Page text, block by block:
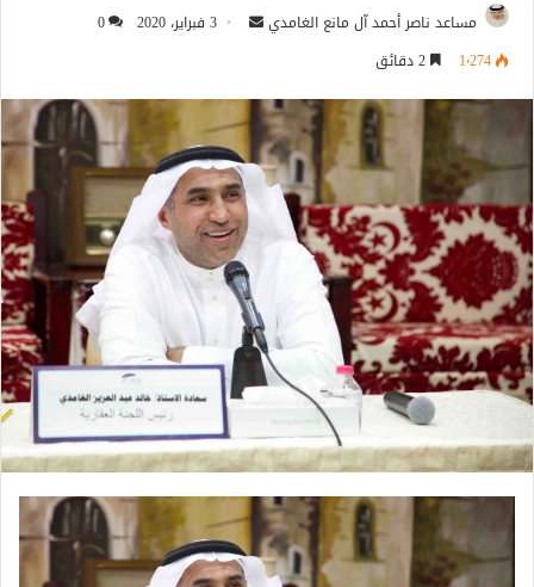
مساعد ناصر أحمد آل مانع الغامدي
أرسل 3 فبراير، 2020
0
1٬274